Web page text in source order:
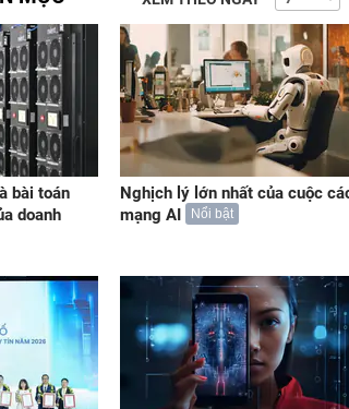
bài toán
doanh
Nghịch lý lớn nhất của cuộc
mạng AI
Nổi bật